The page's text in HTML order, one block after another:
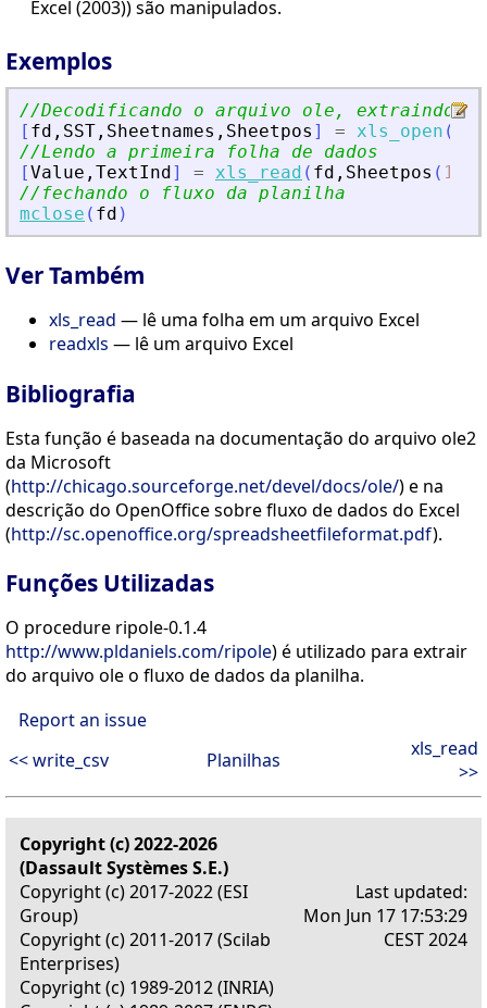
Excel (2003)) são manipulados.
Exemplos
//Decodificando o arquivo ole, extraindo e
[ fd , SST , Sheetnames , Sheetpos ] = xls_open (
//Lendo a primeira folha de dados
[Value , TextInd] = xls_read ( fd , Sheetpos ( 1
//fechando o fluxo da planilha
mclose ( fd )
Ver Também
xls_read — lê uma folha em um arquivo Excel
readxls — lê um arquivo Excel
Bibliografia
Esta função é baseada na documentação do arquivo ole2
da Microsoft
(http://chicago.sourceforge.net/devel/docs/ole/) e na
descrição do OpenOffice sobre fluxo de dados do Excel
(http://sc.openoffice.org/spreadsheetfileformat.pdf).
Funções Utilizadas
O procedure ripole-0.1.4
http://www.pldaniels.com/ripole) é utilizado para extrair
do arquivo ole o fluxo de dados da planilha.
Report an issue
<< write_csv
Planilhas
xls_read
>>
Copyright (c) 2022-2026
(Dassault Systèmes S.E.)
Copyright (c) 2017-2022 (ESI
Group)
Copyright (c) 2011-2017 (Scilab
Enterprises)
Copyright (c) 1989-2012 (INRIA)
Last updated:
Mon Jun 17 17:53:29
CEST 2024